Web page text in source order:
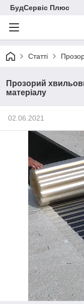
БудСервіс Плюс
Статті
Прозорий
матеріалу
02.06.2021